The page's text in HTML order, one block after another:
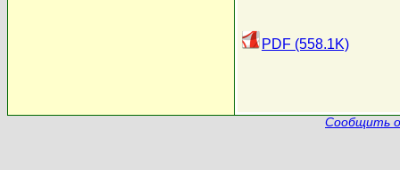
PDF (558.1K)
Сообщить о